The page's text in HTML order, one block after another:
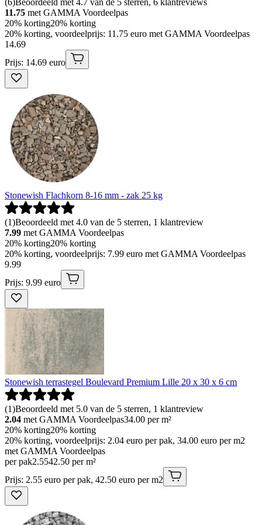
11.75 met GAMMA Voordeelpas
20% korting20% korting
20% korting, voordeelprijs: 11.75 euro met GAMMA Voordeelpas
14.69
Prijs: 14.69 euro
Stonewish Flachkorn 8-16 mm - zak 25 kg
(1)Beoordeeld met 4.0 van de 5 sterren, 1 klantreview
7.99 met GAMMA Voordeelpas
20% korting20% korting
20% korting, voordeelprijs: 7.99 euro met GAMMA Voordeelpas
9.99
Prijs: 9.99 euro
Stonewish terrastegel Boulevard Premium Lille 20 x 30 x 6 cm
(1)Beoordeeld met 5.0 van de 5 sterren, 1 klantreview
2.04 met GAMMA Voordeelpas34.00 per m²
20% korting20% korting
20% korting, voordeelprijs: 2.04 euro per pak, 34.00 euro per m2
met GAMMA Voordeelpas
per pak2.5542.50 per m²
Prijs: 2.55 euro per pak, 42.50 euro per m2